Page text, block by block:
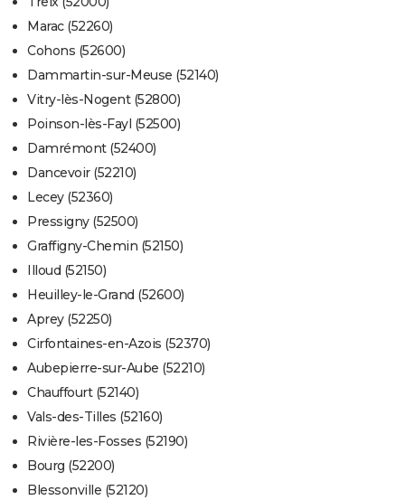
Marac (52260)
Cohons (52600)
Dammartin-sur-Meuse (52140)
Vitry-lès-Nogent (52800)
Poinson-lès-Fayl (52500)
Damrémont (52400)
Dancevoir (52210)
Lecey (52360)
Pressigny (52500)
Graffigny-Chemin (52150)
Illoud (52150)
Heuilley-le-Grand (52600)
Aprey (52250)
Cirfontaines-en-Azois (52370)
Aubepierre-sur-Aube (52210)
Chauffourt (52140)
Vals-des-Tilles (52160)
Rivière-les-Fosses (52190)
Bourg (52200)
Blessonville (52120)